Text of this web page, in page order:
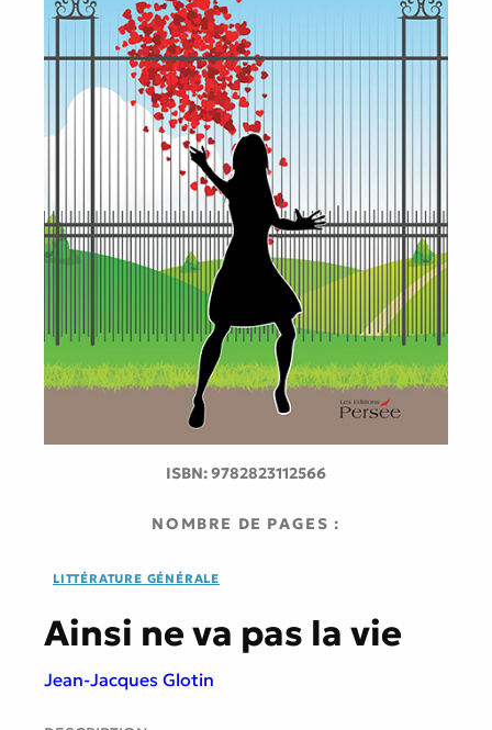
ISBN:9782823112566
NOMBRE DE PAGES :
LITTÉRATURE GÉNÉRALE
Ainsi ne va pas la vie
Jean-Jacques Glotin